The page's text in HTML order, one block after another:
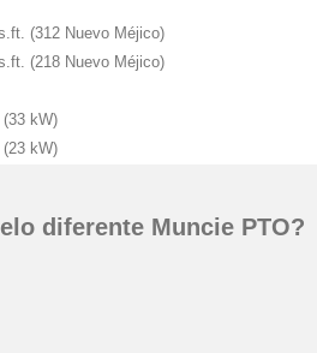
(312 Nuevo Méjico)
(218 Nuevo Méjico)
kW)
kW)
diferente Muncie PTO?